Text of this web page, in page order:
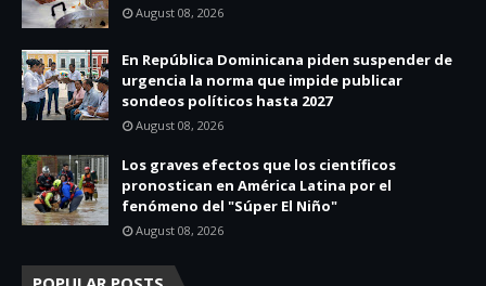
August 08, 2026
En República Dominicana piden suspender de
urgencia la norma que impide publicar
sondeos políticos hasta 2027
August 08, 2026
Los graves efectos que los científicos
pronostican en América Latina por el
fenómeno del "Súper El Niño"
August 08, 2026